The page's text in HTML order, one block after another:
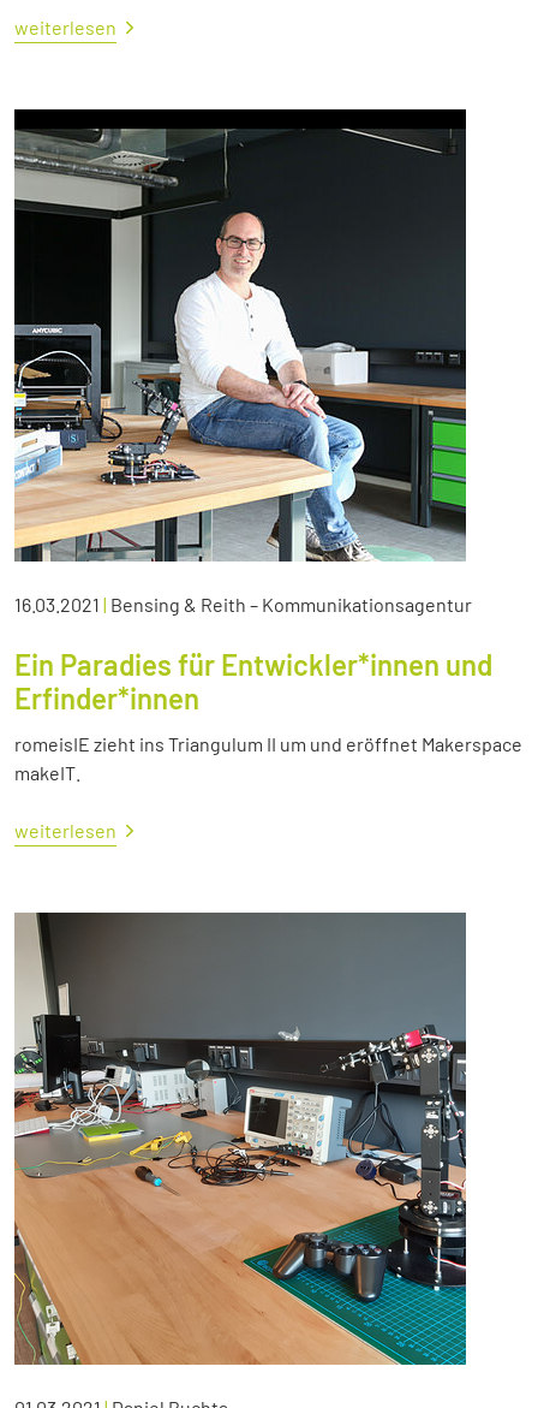
weiterlesen
16.03.2021 | Bensing & Reith – Kommunikationsagentur
Ein Paradies für Entwickler*innen und
Erfinder*innen
romeisIE zieht ins Triangulum II um und eröffnet Makerspace
makeIT.
weiterlesen